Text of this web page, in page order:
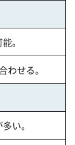
。
わせる。
い。